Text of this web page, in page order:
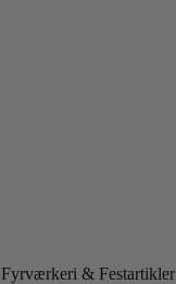
Fyrværkeri & Festartikler